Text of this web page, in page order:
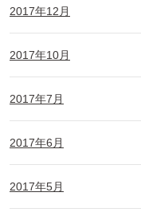
2017年12月
2017年10月
2017年7月
2017年6月
2017年5月